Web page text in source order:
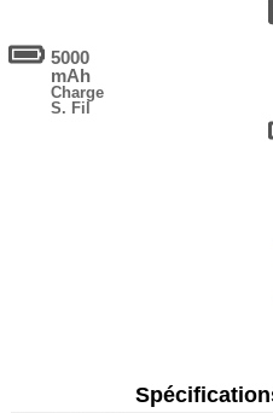
5000
mAh
Charge
S. Fil